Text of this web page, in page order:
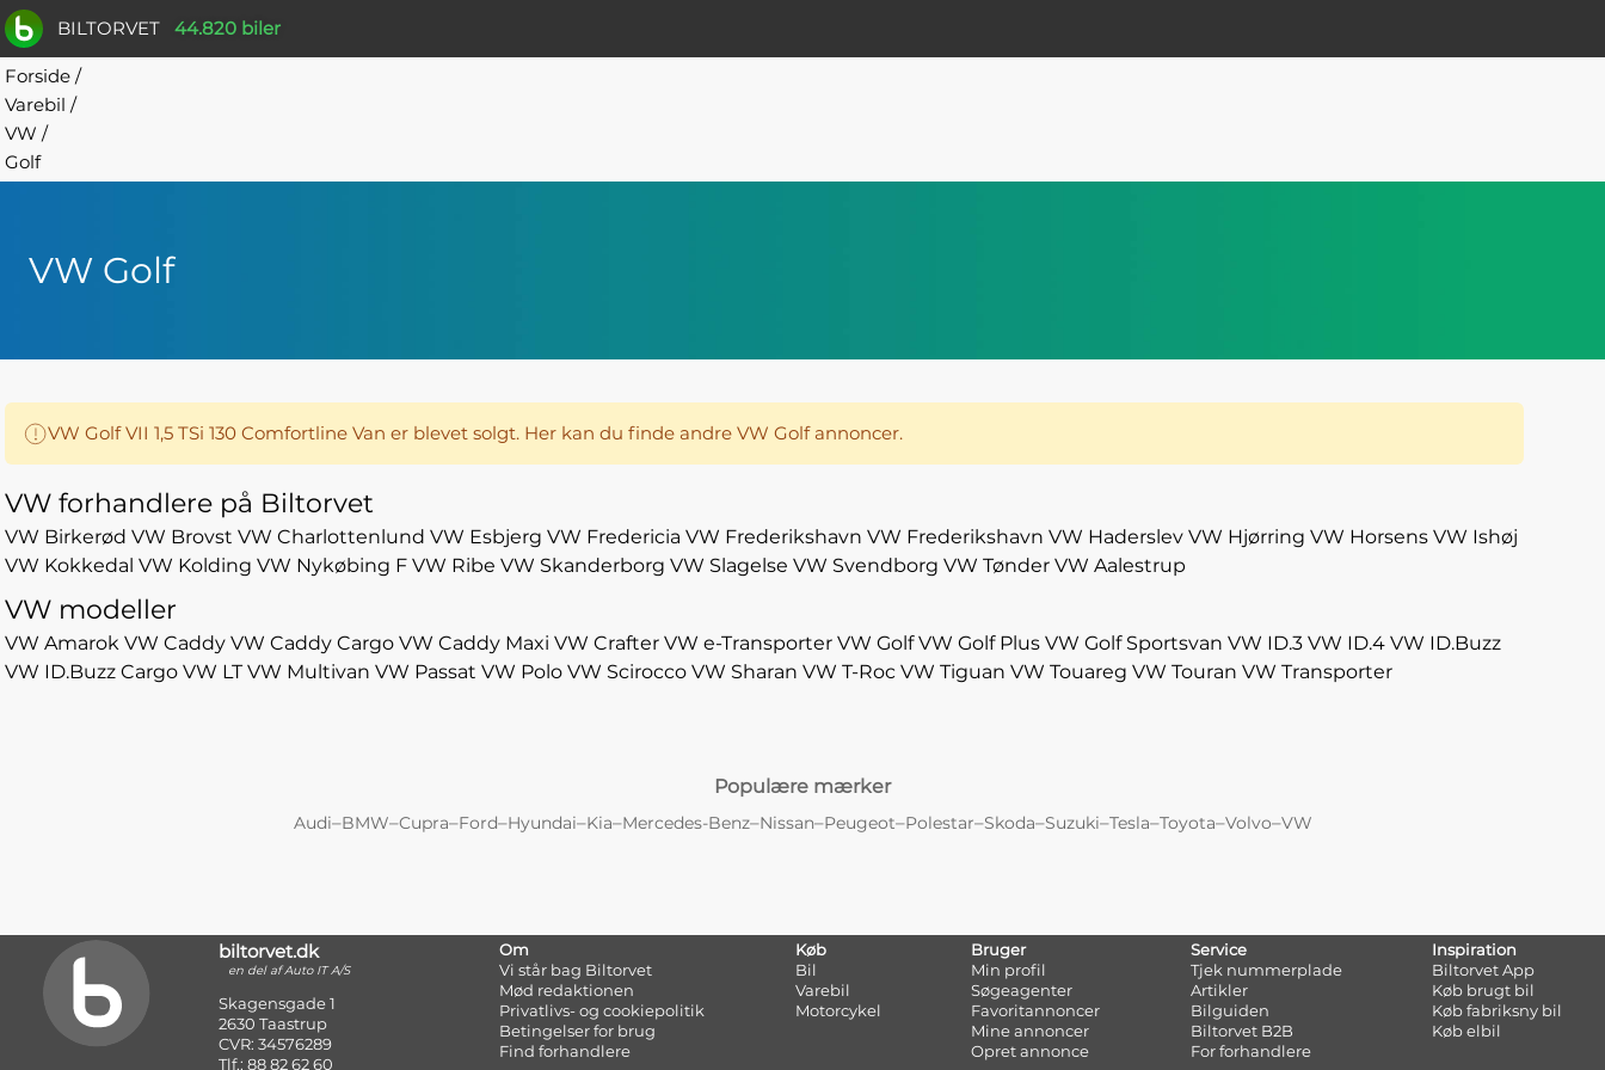
BILTORVET 44.820 biler
Forside /
Varebil /
VW /
Golf
VW Golf
VW Golf VII 1,5 TSi 130 Comfortline Van er blevet solgt. Her kan du finde andre VW Golf annoncer.
VW forhandlere på Biltorvet
VW Birkerød VW Brovst VW Charlottenlund VW Esbjerg VW Fredericia VW Frederikshavn VW Frederikshavn VW Haderslev VW Hjørring VW Horsens VW Ishøj
VW Kokkedal VW Kolding VW Nykøbing F VW Ribe VW Skanderborg VW Slagelse VW Svendborg VW Tønder VW Aalestrup
VW modeller
VW Amarok VW Caddy VW Caddy Cargo VW Caddy Maxi VW Crafter VW e-Transporter VW Golf VW Golf Plus VW Golf Sportsvan VW ID.3 VW ID.4 VW ID.Buzz
VW ID.Buzz Cargo VW LT VW Multivan VW Passat VW Polo VW Scirocco VW Sharan VW T-Roc VW Tiguan VW Touareg VW Touran VW Transporter
Populære mærker
Audi–BMW–Cupra–Ford–Hyundai–Kia–Mercedes-Benz–Nissan–Peugeot–Polestar–Skoda–Suzuki–Tesla–Toyota–Volvo–VW
Om
Vi står bag Biltorvet
Mød redaktionen
Privatlivs- og cookiepolitik
Betingelser for brug
Find forhandlere
Køb
Bil
Varebil
Motorcykel
Bruger
Min profil
Søgeagenter
Favoritannoncer
Mine annoncer
Opret annonce
Service
Tjek nummerplade
Artikler
Bilguiden
Biltorvet B2B
For forhandlere
Inspiration
Biltorvet App
Køb brugt bil
Køb fabriksny bil
Køb elbil
biltorvet.dk
en del af Auto IT A/S
Skagensgade 1
2630 Taastrup
CVR: 34576289
Tlf.: 88 82 62 60